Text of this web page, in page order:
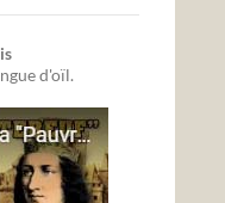
d'oïl.